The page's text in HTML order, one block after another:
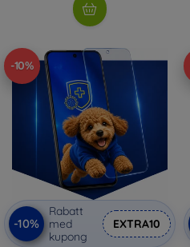
-10%
-10%
Rabatt
med
kupong
EXTRA10